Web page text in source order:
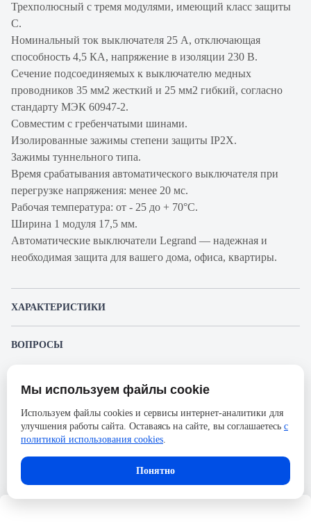
В корзину
Трехполюсный с тремя модулями, имеющий класс защиты
С.
Номинальный ток выключателя 25 А, отключающая
способность 4,5 КА, напряжение в изоляции 230 В.
Сечение подсоединяемых к выключателю медных
проводников 35 мм2 жесткий и 25 мм2 гибкий, согласно
стандарту МЭК 60947-2.
Совместим с гребенчатыми шинами.
Изолированные зажимы степени защиты IP2X.
Зажимы туннельного типа.
Время срабатывания автоматического выключателя при
перегрузке напряжения: менее 20 мс.
Рабочая температура: от - 25 до + 70°С.
Ширина 1 модуля 17,5 мм.
Автоматические выключатели Legrand — надежная и
необходимая защита для вашего дома, офиса, квартиры.
ХАРАКТЕРИСТИКИ
Производитель
Серия
RX³
Номинальный ток
Напряжение, В
230
Количество полюсов
ВОПРОСЫ
Пожалуйста,авторизуйтесь, чтобы иметь
возможность оставлять вопросы.
Представленные изображения и характеристики могут отличаться от реального
без предварительного уведомления. Компания АйДистрибьют не несёт
ответственности в случае не соответствия текущей модели товаров фотографиям,
размещённым в карточке товара.
Мы используем файлы cookie
Используем файлы cookies и сервисы интернет-аналитики для
улучшения работы сайта. Оставаясь на сайте, вы соглашаетесь с
политикой использования cookies.
Понятно